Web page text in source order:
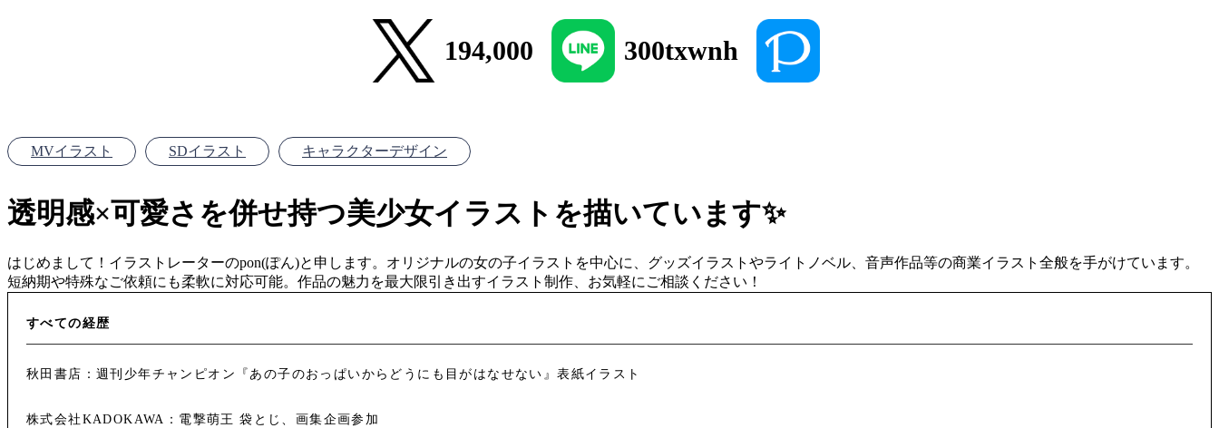
194,000 300txwnh
MVイラスト SDイラスト キャラクターデザイン
透明感×可愛さを併せ持つ美少女イラストを描いています✨
はじめまして！イラストレーターのpon(ぽん)と申します。オリジナルの女の子イラストを中心に、グッズイラストやライトノベル、音声作品等の商業イラスト全般を手がけています。
短納期や特殊なご依頼にも柔軟に対応可能。作品の魅力を最大限引き出すイラスト制作、お気軽にご相談ください！
すべての経歴
秋田書店：週刊少年チャンピオン『あの子のおっぱいからどうにも目がはなせない』表紙イラスト
株式会社KADOKAWA：電撃萌王 袋とじ、画集企画参加